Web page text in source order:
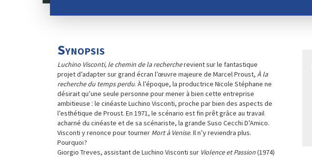
Synopsis
Luchino Visconti, le chemin de la rechercherevient sur le fantastique
projet d’adapter sur grand écran l’œuvre majeure de Marcel Proust, À la
recherche du temps perdu. À l’époque, la productrice Nicole Stéphane ne
désirait qu’une seule personne pour mener à bien cette entreprise
ambitieuse : le cinéaste Luchino Visconti, proche par bien des aspects de
l’esthétique de Proust. En 1971, le scénario est fin prêt grâce au travail
acharné du cinéaste et de sa scénariste, la grande Suso Cecchi D’Amico.
Visconti y renonce pour tourner Mort à Venise. Il n’y reviendra plus.
Pourquoi ?
Giorgio Treves, assistant de Luchino Visconti sur Violence et Passion(1974)